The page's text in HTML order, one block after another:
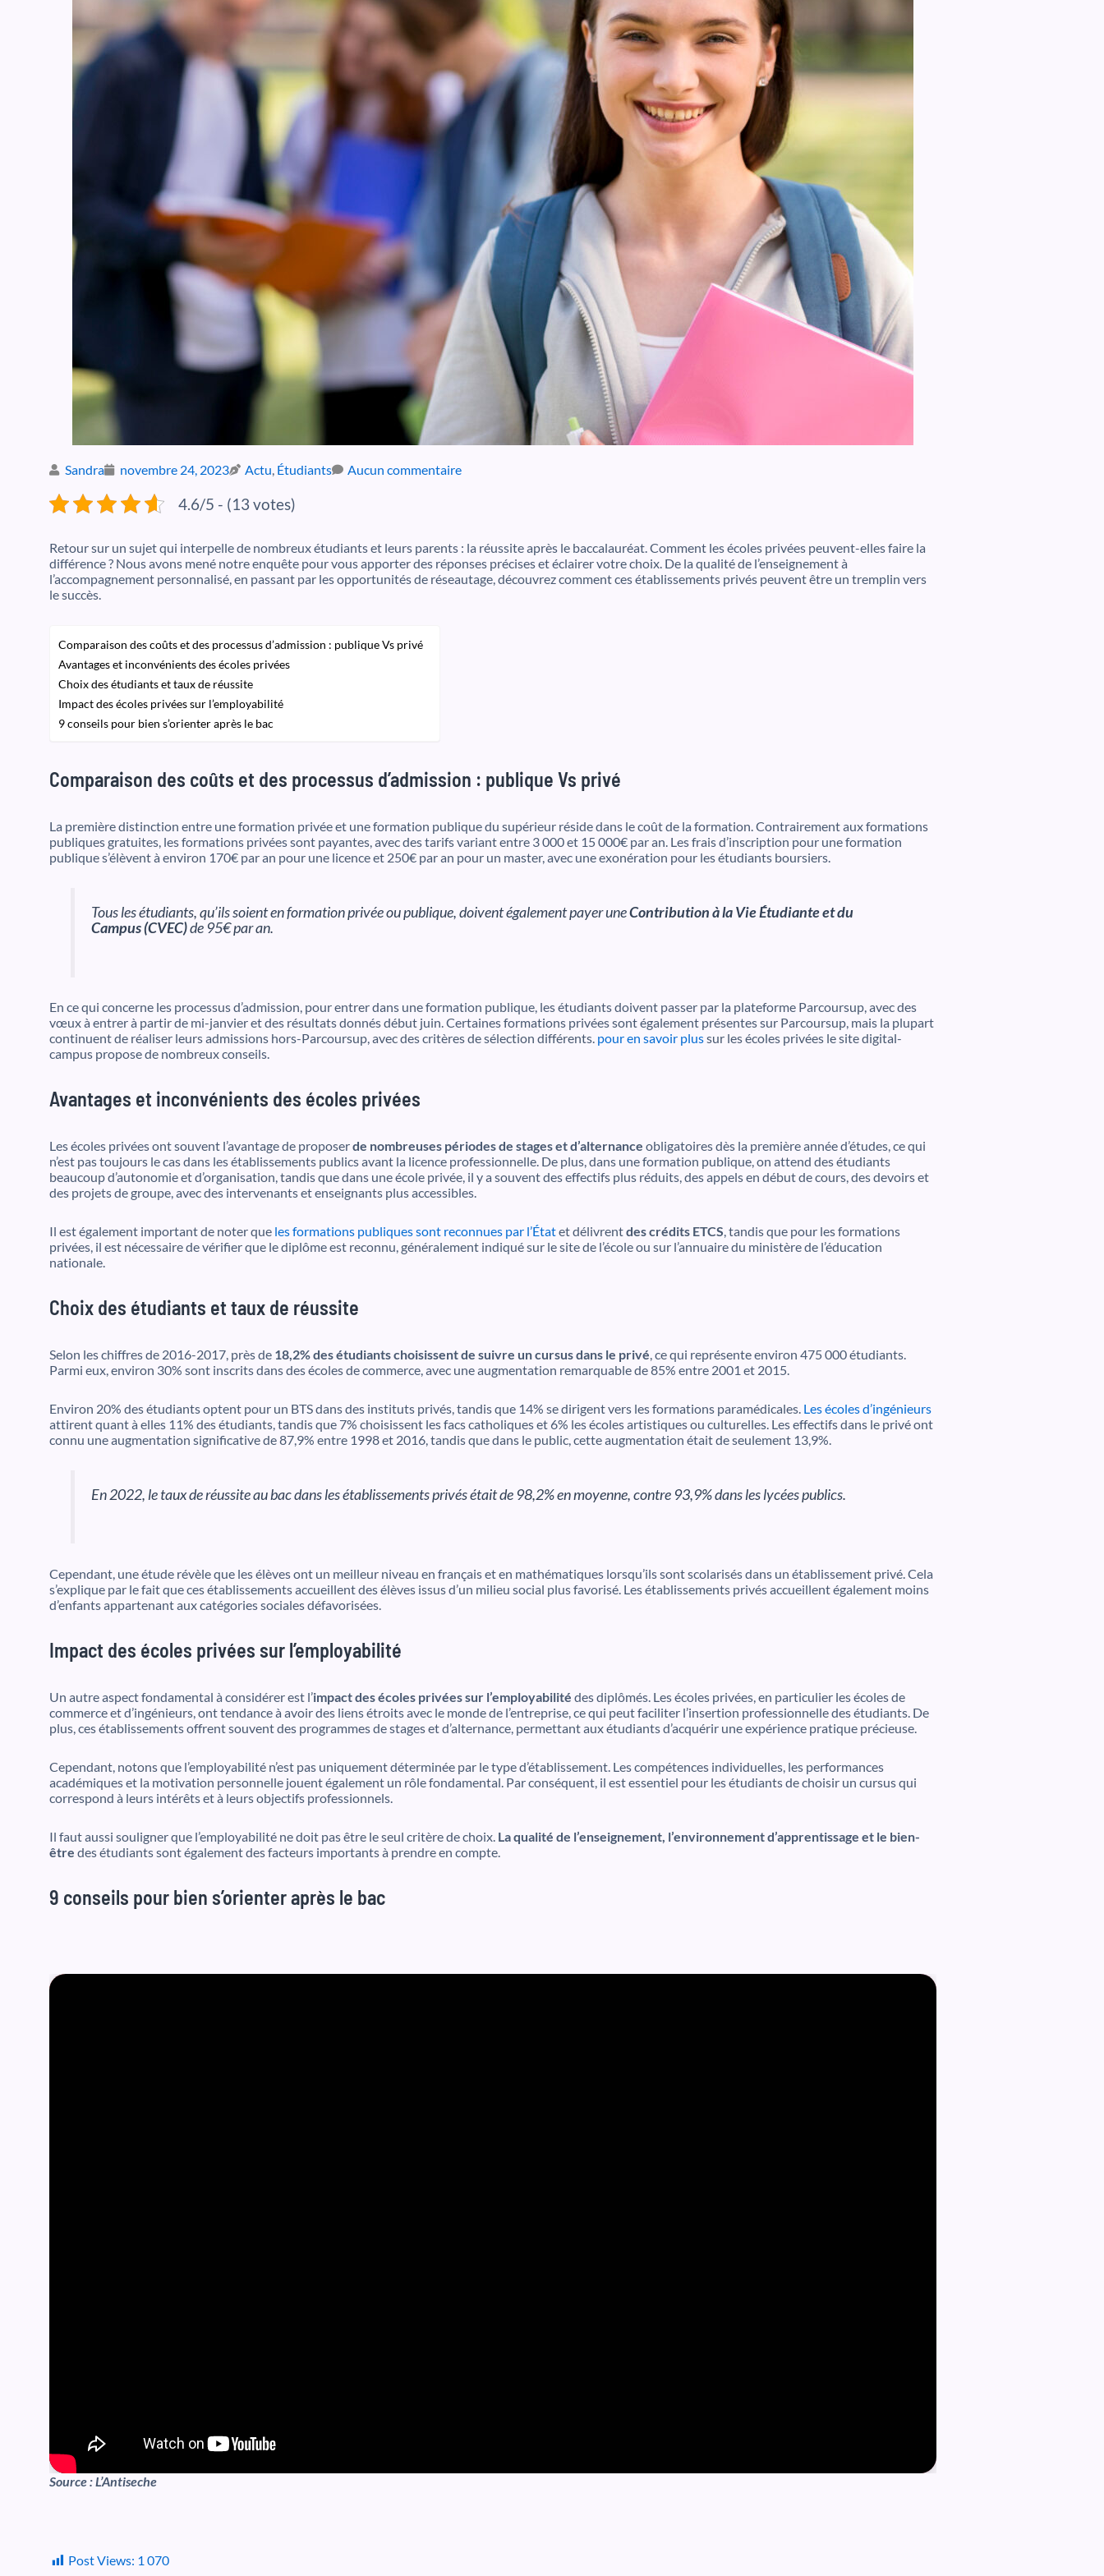
Sandra novembre 24, 2023 Actu, Étudiants Aucun commentaire
4.6/5 - (13 votes)
Retour sur un sujet qui interpelle de nombreux étudiants et leurs parents : la réussite après le baccalauréat. Comment les écoles privées peuvent-elles faire la
différence ? Nous avons mené notre enquête pour vous apporter des réponses précises et éclairer votre choix. De la qualité de l’enseignement à
l’accompagnement personnalisé, en passant par les opportunités de réseautage, découvrez comment ces établissements privés peuvent être un tremplin vers
le succès.
Comparaison des coûts et des processus d’admission : publique Vs privé
Avantages et inconvénients des écoles privées
Choix des étudiants et taux de réussite
Impact des écoles privées sur l’employabilité
9 conseils pour bien s’orienter après le bac
Comparaison des coûts et des processus d’admission : publique Vs privé
La première distinction entre une formation privée et une formation publique du supérieur réside dans le coût de la formation. Contrairement aux formations
publiques gratuites, les formations privées sont payantes, avec des tarifs variant entre 3 000 et 15 000€ par an. Les frais d’inscription pour une formation
publique s’élèvent à environ 170€ par an pour une licence et 250€ par an pour un master, avec une exonération pour les étudiants boursiers.
Tous les étudiants, qu’ils soient en formation privée ou publique, doivent également payer uneContribution à la Vie Étudiante et du
Campus (CVEC)de 95€ par an.
En ce qui concerne les processus d’admission, pour entrer dans une formation publique, les étudiants doivent passer par la plateforme Parcoursup, avec des
vœux à entrer à partir de mi-janvier et des résultats donnés début juin. Certaines formations privées sont également présentes sur Parcoursup, mais la plupart
continuent de réaliser leurs admissions hors-Parcoursup, avec des critères de sélection différents. pour en savoir plussur les écoles privées le site digital-
campus propose de nombreux conseils.
Avantages et inconvénients des écoles privées
Les écoles privées ont souvent l’avantage de proposerde nombreuses périodes de stages et d’alternance obligatoires dès la première année d’études, ce qui
n’est pas toujours le cas dans les établissements publics avant la licence professionnelle. De plus, dans une formation publique, on attend des étudiants
beaucoup d’autonomie et d’organisation, tandis que dans une école privée, il y a souvent des effectifs plus réduits, des appels en début de cours, des devoirs et
des projets de groupe, avec des intervenants et enseignants plus accessibles.
Il est également important de noter que les formations publiques sont reconnues par l’Étatet délivrentdes crédits ETCS , tandis que pour les formations
privées, il est nécessaire de vérifier que le diplôme est reconnu, généralement indiqué sur le site de l’école ou sur l’annuaire du ministère de l’éducation
nationale.
Choix des étudiants et taux de réussite
Selon les chiffres de 2016-2017, près de 18,2% des étudiants choisissent de suivre un cursus dans le privé , ce qui représente environ 475 000 étudiants.
Parmi eux, environ 30% sont inscrits dans des écoles de commerce, avec une augmentation remarquable de 85% entre 2001 et 2015.
Environ 20% des étudiants optent pour un BTS dans des instituts privés, tandis que 14% se dirigent vers les formations paramédicales. Les écoles d’ingénieurs
attirent quant à elles 11% des étudiants, tandis que 7% choisissent les facs catholiques et 6% les écoles artistiques ou culturelles. Les effectifs dans le privé ont
connu une augmentation significative de 87,9% entre 1998 et 2016, tandis que dans le public, cette augmentation était de seulement 13,9%.
En 2022, le taux de réussite au bac dans les établissements privés était de 98,2% en moyenne, contre 93,9% dans les lycées publics.
Cependant, une étude révèle que les élèves ont un meilleur niveau en français et en mathématiques lorsqu’ils sont scolarisés dans un établissement privé. Cela
s’explique par le fait que ces établissements accueillent des élèves issus d’un milieu social plus favorisé. Les établissements privés accueillent également moins
d’enfants appartenant aux catégories sociales défavorisées.
Impact des écoles privées sur l’employabilité
Un autre aspect fondamental à considérer est l’impact des écoles privées sur l’employabilité des diplômés. Les écoles privées, en particulier les écoles de
commerce et d’ingénieurs, ont tendance à avoir des liens étroits avec le monde de l’entreprise, ce qui peut faciliter l’insertion professionnelle des étudiants. De
plus, ces établissements offrent souvent des programmes de stages et d’alternance, permettant aux étudiants d’acquérir une expérience pratique précieuse.
Cependant, notons que l’employabilité n’est pas uniquement déterminée par le type d’établissement. Les compétences individuelles, les performances
académiques et la motivation personnelle jouent également un rôle fondamental. Par conséquent, il est essentiel pour les étudiants de choisir un cursus qui
correspond à leurs intérêts et à leurs objectifs professionnels.
Il faut aussi souligner que l’employabilité ne doit pas être le seul critère de choix. La qualité de l’enseignement, l’environnement d’apprentissage et le bien-
être des étudiants sont également des facteurs importants à prendre en compte.
9 conseils pour bien s’orienter après le bac
Source : L’Antiseche
Post Views: 1 070